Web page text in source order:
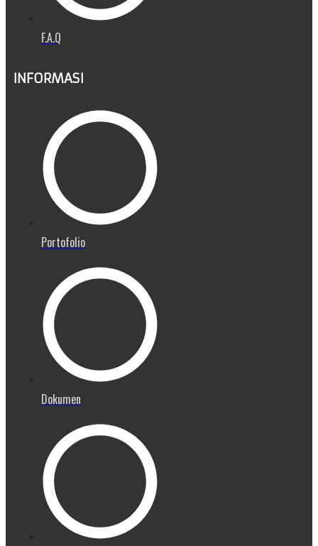
F.A.Q
INFORMASI
Portofolio
Dokumen